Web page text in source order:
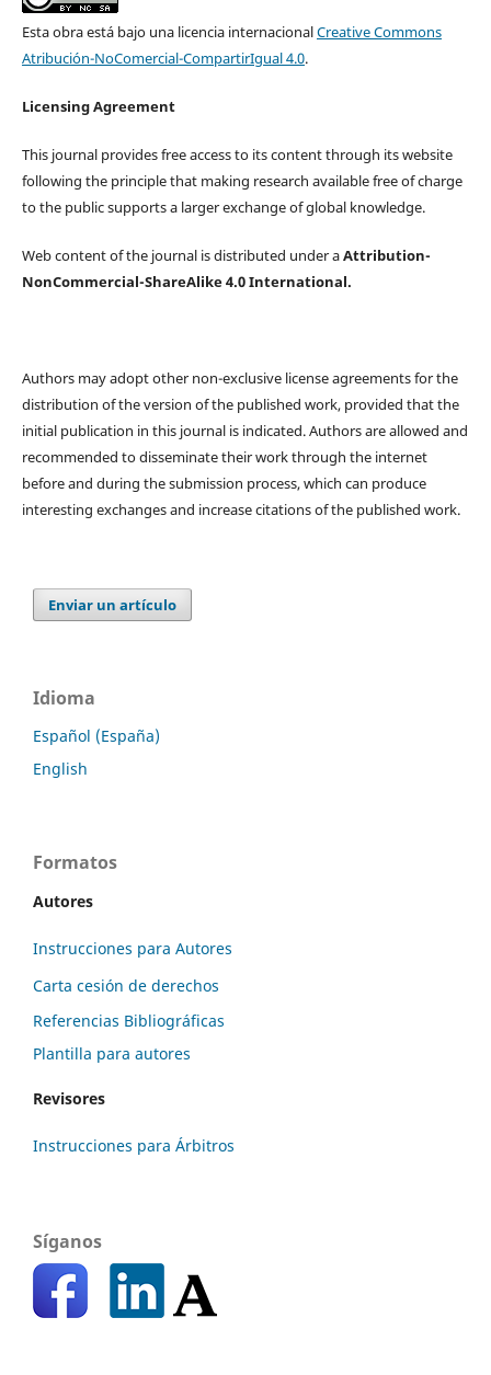
Esta obra está bajo una licencia internacionalCreative Commons
Atribución-NoComercial-CompartirIgual 4.0.
Licensing Agreement
This journal provides free access to its content through its website
following the principle that making research available free of charge
to the public supports a larger exchange of global knowledge.
Web content of the journal is distributed under aAttribution-
NonCommercial-ShareAlike 4.0 International.
Authors may adopt other non-exclusive license agreements for the
distribution of the version of the published work, provided that the
initial publication in this journal is indicated. Authors are allowed and
recommended to disseminate their work through the internet
before and during the submission process, which can produce
interesting exchanges and increase citations of the published work.
Enviar un artículo
Idioma
Español (España)
English
Formatos
Autores
Instrucciones para Autores
Carta cesión de derechos
Referencias Bibliográficas
Plantilla para autores
Revisores
Instrucciones para Árbitros
Síganos